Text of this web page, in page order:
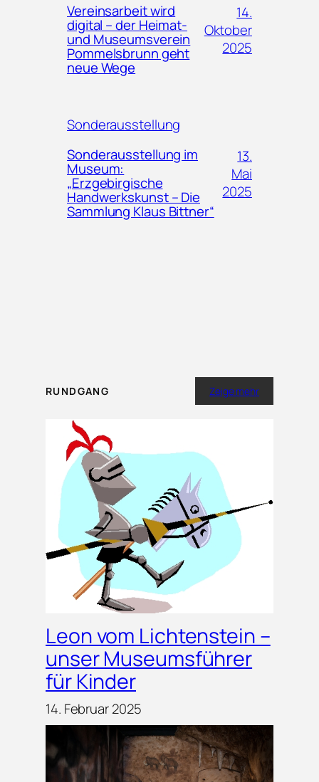
Vereinsarbeit wird
digital – der Heimat-
und Museumsverein
Pommelsbrunn geht
neue Wege
14.
Oktober
2025
Sonderausstellung
Sonderausstellung im
Museum:
„Erzgebirgische
Handwerkskunst – Die
Sammlung Klaus Bittner“
13.
Mai
2025
RUNDGANG Zeige mehr
Leon vom Lichtenstein –
unser Museumsführer
für Kinder
14. Februar 2025